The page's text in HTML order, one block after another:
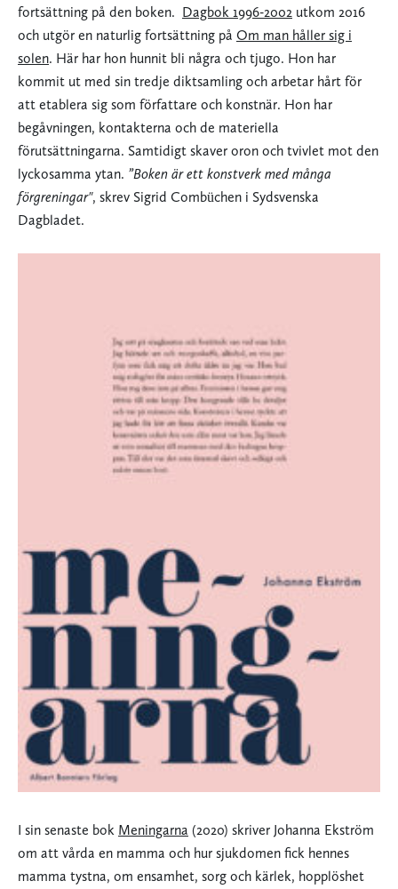
fortsättning på den boken. Dagbok 1996-2002 utkom 2016
och utgör en naturlig fortsättning på Om man håller sig i
solen. Här har hon hunnit bli några och tjugo. Hon har
kommit ut med sin tredje diktsamling och arbetar hårt för
att etablera sig som författare och konstnär. Hon har
begåvningen, kontakterna och de materiella
förutsättningarna. Samtidigt skaver oron och tvivlet mot den
lyckosamma ytan. ”Boken är ett konstverk med många
förgreningar", skrev Sigrid Combüchen i Sydsvenska
Dagbladet.
I sin senaste bok Meningarna (2020) skriver Johanna Ekström
om att vårda en mamma och hur sjukdomen fick hennes
mamma tystna, om ensamhet, sorg och kärlek, hopplöshet